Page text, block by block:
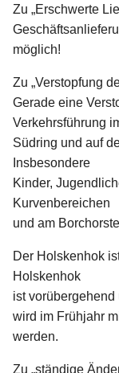
Zu „Erschwerte
möglich!
Zu „Verstopfung
Gerade eine
Verkehrsführung
Südring und auf
Insbesondere
Kinder,
Kurvenbereichen
und am
Der Holskenhok
Holskenhok
ist
wird im Frühjahr
werden.
Zu „ständige